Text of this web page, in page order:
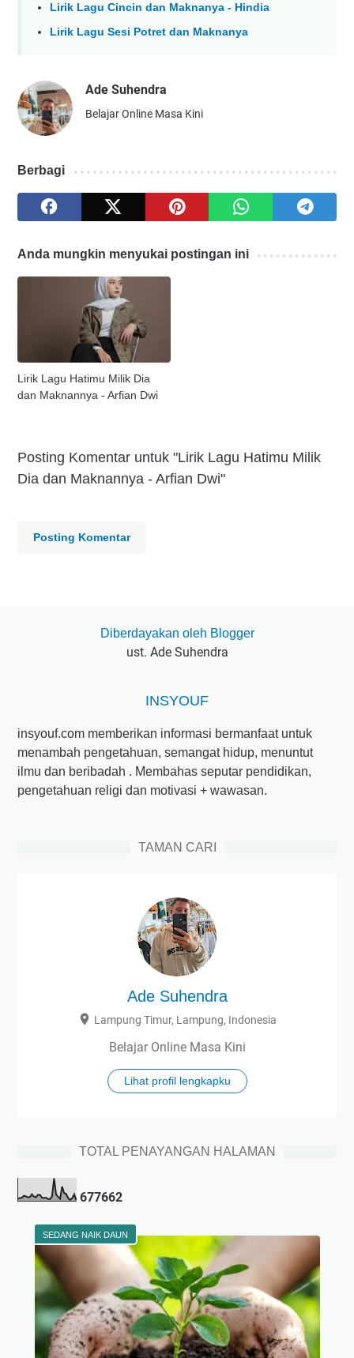
Lirik Lagu Cincin dan Maknanya - Hindia
Lirik Lagu Sesi Potret dan Maknanya
Ade Suhendra
Belajar Online Masa Kini
Berbagi
Anda mungkin menyukai postingan ini
Lirik Lagu Hatimu Milik Dia
dan Maknannya - Arfian Dwi
Posting Komentar untuk "Lirik Lagu Hatimu Milik
Dia dan Maknannya - Arfian Dwi"
Posting Komentar
Diberdayakan oleh Blogger
ust. Ade Suhendra
INSYOUF
insyouf.com memberikan informasi bermanfaat untuk
menambah pengetahuan, semangat hidup, menuntut
ilmu dan beribadah . Membahas seputar pendidikan,
pengetahuan religi dan motivasi + wawasan.
TAMAN CARI
Ade Suhendra
Lampung Timur, Lampung, Indonesia
Belajar Online Masa Kini
Lihat profil lengkapku
TOTAL PENAYANGAN HALAMAN
677662
SEDANG NAIK DAUN